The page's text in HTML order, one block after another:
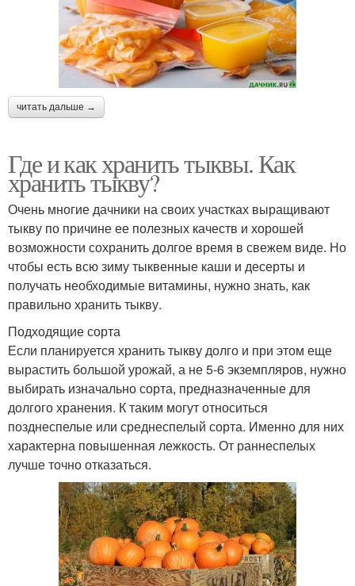
читать дальше →
Где и как хранить тыквы. Как
хранить тыкву?
Очень многие дачники на своих участках выращивают
тыкву по причине ее полезных качеств и хорошей
возможности сохранить долгое время в свежем виде. Но
чтобы есть всю зиму тыквенные каши и десерты и
получать необходимые витамины, нужно знать, как
правильно хранить тыкву.
Подходящие сорта
Если планируется хранить тыкву долго и при этом еще
вырастить большой урожай, а не 5-6 экземпляров, нужно
выбирать изначально сорта, предназначенные для
долгого хранения. К таким могут относиться
позднеспелые или среднеспелый сорта. Именно для них
характерна повышенная лежкость. От раннеспелых
лучше точно отказаться.